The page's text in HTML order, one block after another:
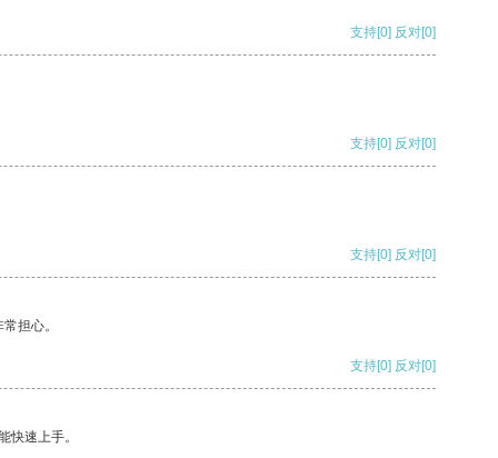
支持[0] 反对[0]
支持[0] 反对[0]
支持[0] 反对[0]
担心。
支持[0] 反对[0]
快速上手。